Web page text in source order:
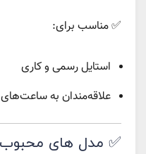
✅ مناسب برای:
استایل رسمی و کاری
علاقه‌مندان به
✅ مدل‌ های محبوب